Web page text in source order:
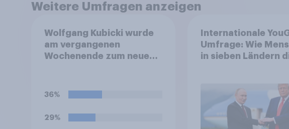
Weitere Umfragen anzeigen
Wolfgang Kubicki wurde
am vergangenen
Wochenende zum neuen
wird sich das für die FDP
auswirken, oder wird es
36%
29%
Internationale
Umfrage: Wie
in sieben Ländern
Bedrohungen und
Bündnisse bewerten